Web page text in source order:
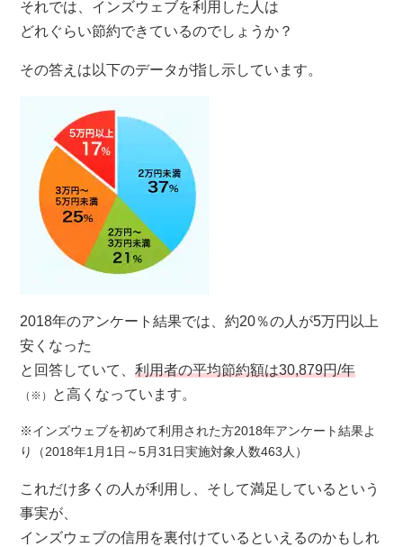
それでは、インズウェブを利用した人は
どれぐらい節約できているのでしょうか？
その答えは以下のデータが指し示しています。
2018年のアンケート結果では、約20％の人が5万円以上
安くなった
と回答していて、利用者の平均節約額は30,879円/年
（※） と高くなっています。
※インズウェブを初めて利用された方2018年アンケート結果よ
り（2018年1月1日～5月31日実施対象人数463人）
これだけ多くの人が利用し、そして満足しているという
事実が、
インズウェブの信用を裏付けているといえるのかもしれ